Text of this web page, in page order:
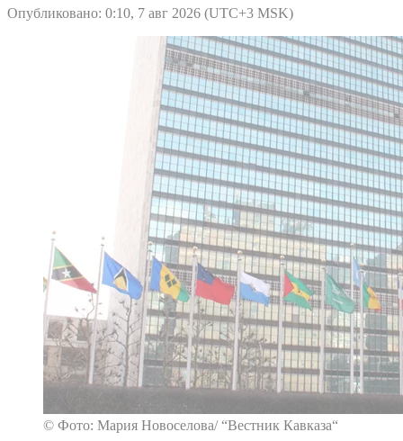
Опубликовано: 0:10, 7 авг 2026 (UTC+3 MSK)
© Фото: Мария Новоселова/ “Вестник Кавказа“